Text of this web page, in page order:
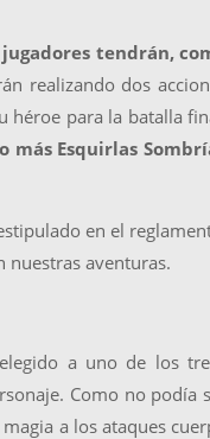
tendrán,
realizando dos
héroe para la batalla
Esquirlas
en el
nuestras aventuras.
a uno de los
Como no podía
a los ataques